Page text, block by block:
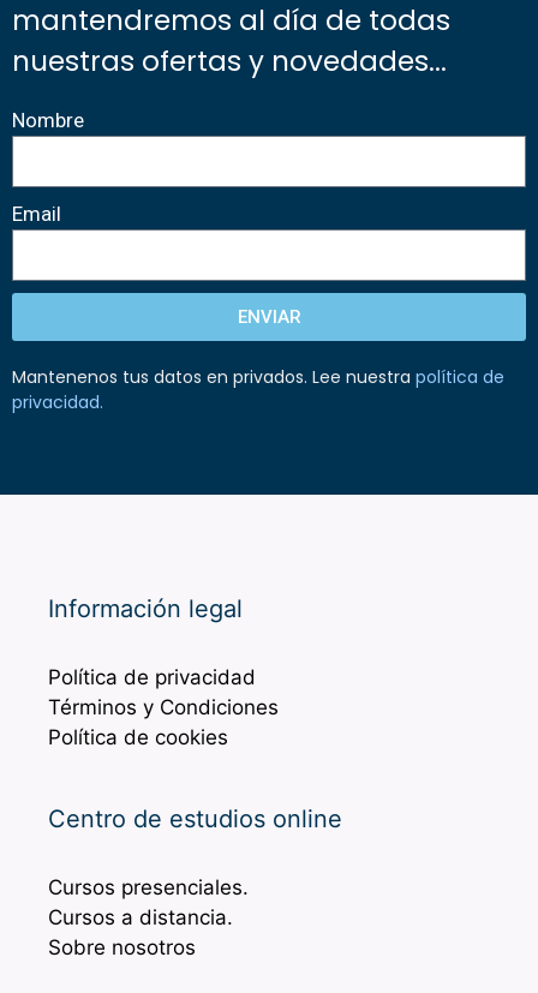
mantendremos al día de todas
nuestras ofertas y novedades...
Nombre
Email
ENVIAR
Mantenenos tus datos en privados. Lee nuestra política de
privacidad.
Información legal
Política de privacidad
Términos y Condiciones
Política de cookies
Centro de estudios online
Cursos presenciales.
Cursos a distancia.
Sobre nosotros